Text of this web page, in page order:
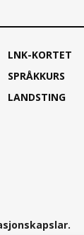
LNK-KORTET
SPRÅKKURS
LANDSTING